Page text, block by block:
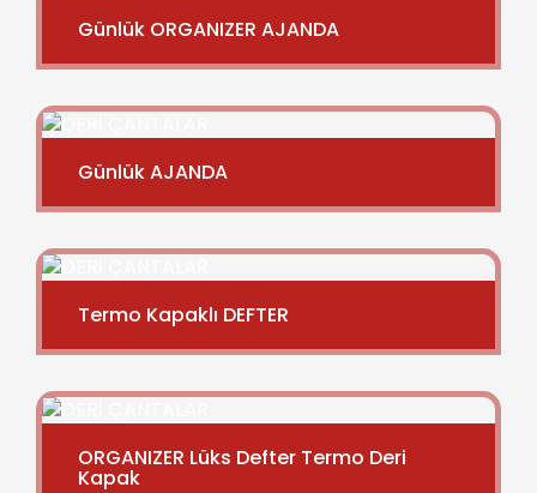
Günlük ORGANIZER AJANDA
Günlük AJANDA
Termo Kapaklı DEFTER
ORGANIZER Lüks Defter Termo Deri
Kapak